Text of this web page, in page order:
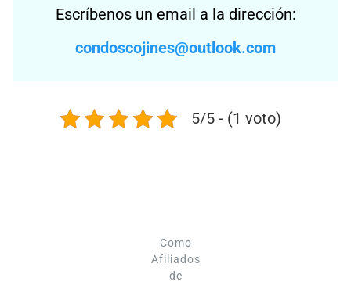
Escríbenos un email a la dirección:
condoscojines@outlook.com
5/5 - (1 voto)
Como
Afiliados
de